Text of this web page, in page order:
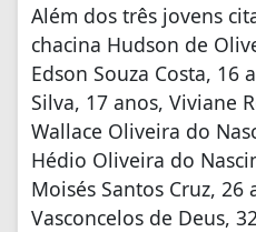
Além dos três jovens
chacina Hudson de
Edson Souza Costa, 16
Silva, 17 anos, Viviane
Wallace Oliveira do
Hédio Oliveira do
Moisés Santos Cruz, 26
Vasconcelos de Deus,